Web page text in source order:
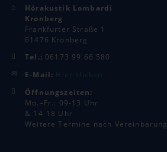
Hörakustik Lombardi
Kronberg
Frankfurter Straße 1
61476 Kronberg
Tel.: 06173 99 66 580
E-Mail:
Öffnungszeiten:
Mo.–Fr.: 09-13 Uhr
& 14-18 Uhr
Weitere Termine nach Vereinbarung